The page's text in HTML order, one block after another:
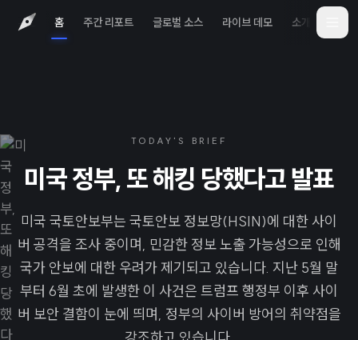
홈 주간 리포트 글로벌 소스 라이브 데모 소개
TODAY'S BRIEF
미국 정부, 또 해킹 당했다고 발표
미국 국토안보부는 국토안보 정보망(HSIN)에 대한 사이
버 공격을 조사 중이며, 민감한 정보 노출 가능성으로 인해
국가 안보에 대한 우려가 제기되고 있습니다. 지난 5월 말
부터 6월 초에 발생한 이 사건은 트럼프 행정부 이후 사이
버 보안 결함이 눈에 띄며, 정부의 사이버 방어의 취약점을